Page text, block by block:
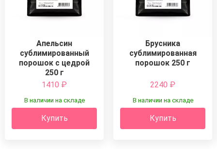
Апельсин
сублимированный
порошок с цедрой
250 г
1410 ₽
В наличии на складе
Купить
Брусника
сублимированная
порошок 250 г
2240 ₽
В наличии на складе
Купить